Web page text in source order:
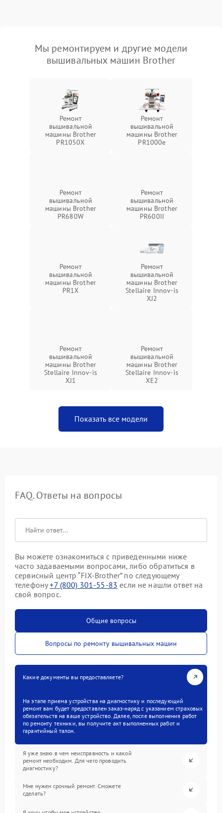
Мы ремонтируем и другие модели
вышивальных машин Brother
Ремонт
вышивальной
машины Brother
PR1050X
Ремонт
вышивальной
машины Brother
PR1000e
Ремонт
вышивальной
машины Brother
PR680W
Ремонт
вышивальной
машины Brother
PR600II
Ремонт
вышивальной
машины Brother
PR1X
Ремонт
вышивальной
машины Brother
Stellaire Innov-is
XJ2
Ремонт
вышивальной
машины Brother
Stellaire Innov-is
XJ1
Ремонт
вышивальной
машины Brother
Stellaire Innov-is
XE2
Показать все модели
FAQ. Ответы на вопросы
Вы можете ознакомиться с приведенными ниже
часто задаваемыми вопросами, либо обратиться в
сервисный центр “FIX-Brother” по следующему
телефону+7 (800) 301-55-83 если не нашли ответ на
свой вопрос.
Общие вопросы
Вопросы по ремонту вышивальных машин
Какие документы вы предоставляете?
На этапе приема устройства на диагностику и последующий
ремонт вам будет предоставлен заказ-наряд с указанием страховых
обязательств на ваше устройство. Далее, после выполнения работ
по ремонту техники, вы получите акт выполненных работ и
гарантийный талон.
Я уже знаю в чем неисправность и какой
ремонт необходим. Для чего проводить
диагностику?
Мне нужен срочный ремонт. Сможете
сделать?